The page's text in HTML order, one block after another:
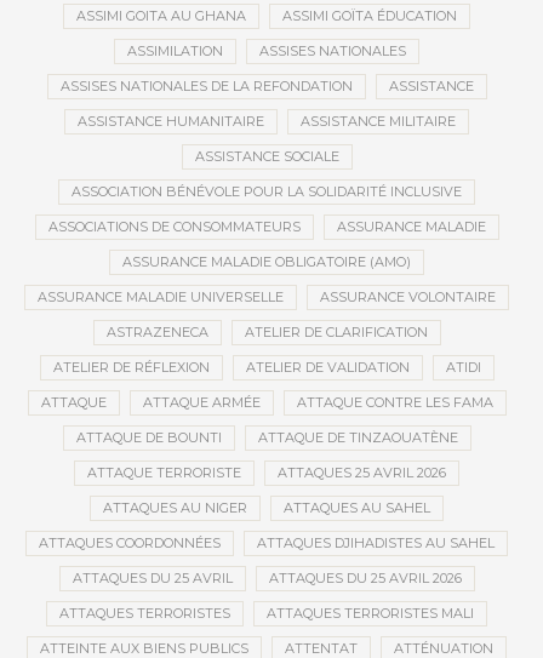
ASSIMI GOITA AU GHANA ASSIMI GOÏTA ÉDUCATION
ASSIMILATION ASSISES NATIONALES
ASSISES NATIONALES DE LA REFONDATION ASSISTANCE
ASSISTANCE HUMANITAIRE ASSISTANCE MILITAIRE
ASSISTANCE SOCIALE
ASSOCIATION BÉNÉVOLE POUR LA SOLIDARITÉ INCLUSIVE
ASSOCIATIONS DE CONSOMMATEURS ASSURANCE MALADIE
ASSURANCE MALADIE OBLIGATOIRE (AMO)
ASSURANCE MALADIE UNIVERSELLE ASSURANCE VOLONTAIRE
ASTRAZENECA ATELIER DE CLARIFICATION
ATELIER DE RÉFLEXION ATELIER DE VALIDATION ATIDI
ATTAQUE ATTAQUE ARMÉE ATTAQUE CONTRE LES FAMA
ATTAQUE DE BOUNTI ATTAQUE DE TINZAOUATÈNE
ATTAQUE TERRORISTE ATTAQUES 25 AVRIL 2026
ATTAQUES AU NIGER ATTAQUES AU SAHEL
ATTAQUES COORDONNÉES ATTAQUES DJIHADISTES AU SAHEL
ATTAQUES DU 25 AVRIL ATTAQUES DU 25 AVRIL 2026
ATTAQUES TERRORISTES ATTAQUES TERRORISTES MALI
ATTEINTE AUX BIENS PUBLICS ATTENTAT ATTÉNUATION